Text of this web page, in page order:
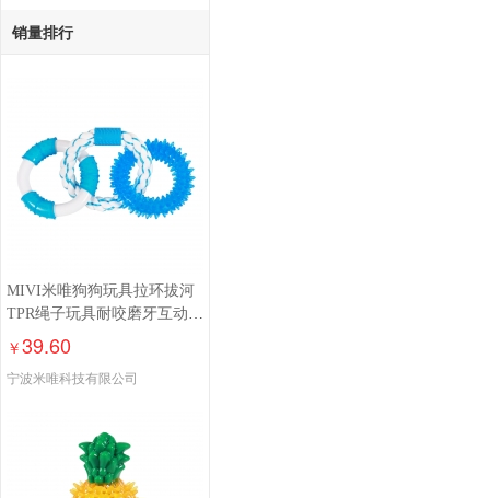
销量排行
MIVI米唯狗狗玩具拉环拔河
TPR绳子玩具耐咬磨牙互动自
嗨解闷训练
￥39.60
宁波米唯科技有限公司